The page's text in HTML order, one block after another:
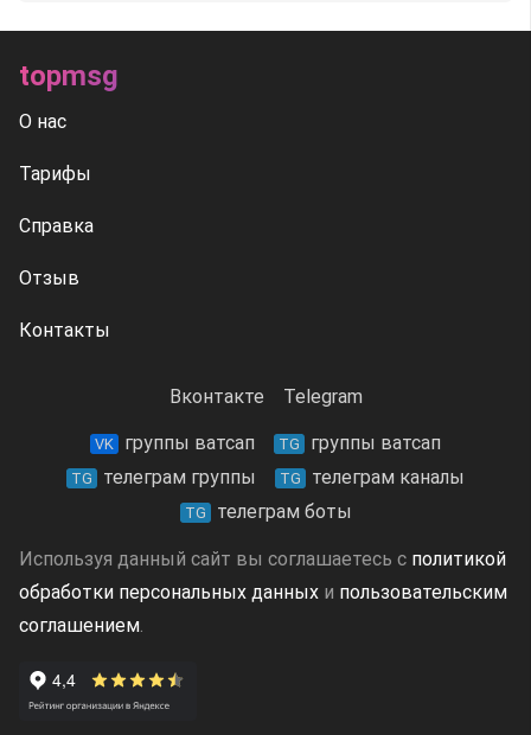
topmsg
О нас
Тарифы
Справка
Отзыв
Контакты
Вконтакте Telegram
VK группы ватсап TG группы ватсап
TG телеграм группы TG телеграм каналы
TG телеграм боты
Используя данный сайт вы соглашаетесь с политикой
обработки персональных данных и пользовательским
соглашением.